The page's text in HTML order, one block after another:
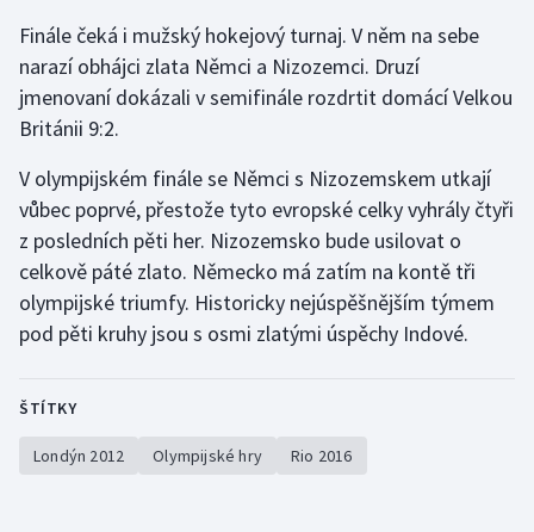
Finále čeká i mužský hokejový turnaj. V něm na sebe
narazí obhájci zlata Němci a Nizozemci. Druzí
jmenovaní dokázali v semifinále rozdrtit domácí Velkou
Británii 9:2.
V olympijském finále se Němci s Nizozemskem utkají
vůbec poprvé, přestože tyto evropské celky vyhrály čtyři
z posledních pěti her. Nizozemsko bude usilovat o
celkově páté zlato. Německo má zatím na kontě tři
olympijské triumfy. Historicky nejúspěšnějším týmem
pod pěti kruhy jsou s osmi zlatými úspěchy Indové.
ŠTÍTKY
Londýn 2012 Olympijské hry Rio 2016